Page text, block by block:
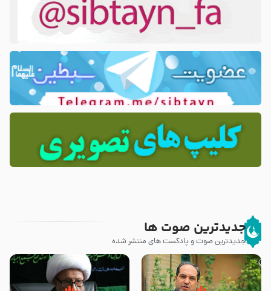
جدیدترین صوت ها
جدیدترین صوت و پادکست های منتشر شده